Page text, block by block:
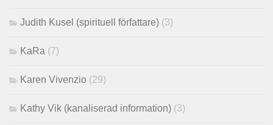
Judith Kusel (spirituell författare) (3)
KaRa (7)
Karen Vivenzio (29)
Kathy Vik (kanaliserad information) (3)